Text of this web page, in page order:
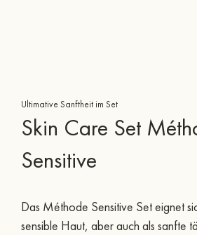
Ultimative Sanftheit im Set
Skin Care Set
Sensitive
Das Méthode Sensitive Set eignet
sensible Haut, aber auch als sanfte